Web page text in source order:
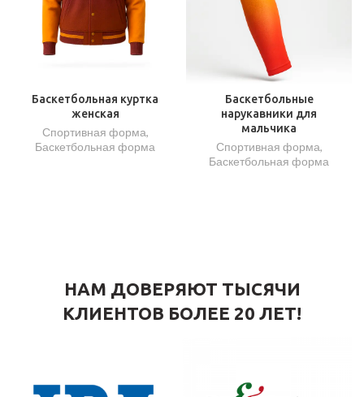
Баскетбольная куртка
женская
Спортивная форма,
Баскетбольная форма
Баскетбольные
нарукавники для
мальчика
Спортивная форма,
Баскетбольная форма
НАМ ДОВЕРЯЮТ ТЫСЯЧИ
КЛИЕНТОВ БОЛЕЕ 20 ЛЕТ!